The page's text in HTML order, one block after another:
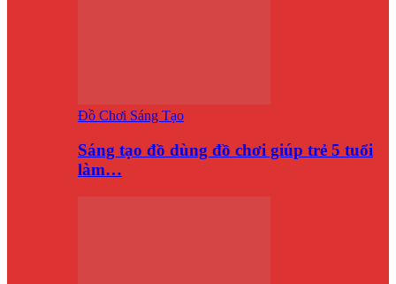
Đồ Chơi Sáng Tạo
Sáng tạo đồ dùng đồ chơi giúp trẻ 5 tuổi
làm…